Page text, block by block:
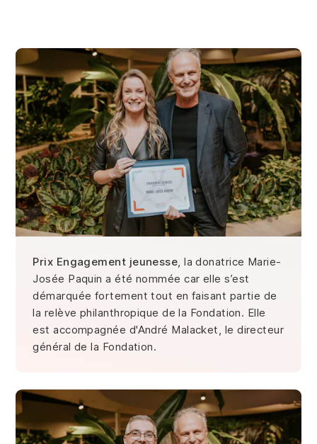
Prix Engagement jeunesse, la donatrice Marie-
Josée Paquin a été nommée car elle s’est
démarquée fortement tout en faisant partie de
la relève philanthropique de la Fondation. Elle
est accompagnée d'André Malacket, le directeur
général de la Fondation.